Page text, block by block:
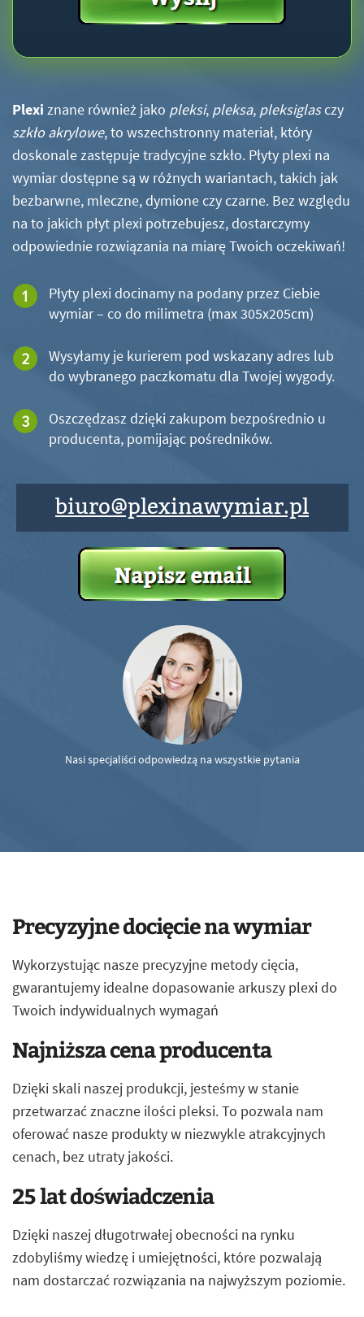
Plexi znane również jako pleksi, pleksa, pleksiglasczy
szkło akrylowe, to wszechstronny materiał, który
doskonale zastępuje tradycyjne szkło. Płyty plexi na
wymiar dostępne są w różnych wariantach, takich jak
bezbarwne, mleczne, dymione czy czarne. Bez względu
na to jakich płyt plexi potrzebujesz, dostarczymy
odpowiednie rozwiązania na miarę Twoich oczekiwań!
Płyty plexi docinamy na podany przez Ciebie
wymiar – co do milimetra (max 305x205cm)
Wysyłamy je kurierem pod wskazany adres lub
do wybranego paczkomatu dla Twojej wygody.
Oszczędzasz dzięki zakupom bezpośrednio u
producenta, pomijając pośredników.
biuro@plexinawymiar.pl
Nasi specjaliści odpowiedzą na wszystkie pytania
Precyzyjne docięcie na wymiar
Wykorzystując nasze precyzyjne metody cięcia,
gwarantujemy idealne dopasowanie arkuszy plexi do
Twoich indywidualnych wymagań
Najniższa cena producenta
Dzięki skali naszej produkcji, jesteśmy w stanie
przetwarzać znaczne ilości pleksi. To pozwala nam
oferować nasze produkty w niezwykle atrakcyjnych
cenach, bez utraty jakości.
25 lat doświadczenia
Dzięki naszej długotrwałej obecności na rynku
zdobyliśmy wiedzę i umiejętności, które pozwalają
nam dostarczać rozwiązania na najwyższym poziomie.